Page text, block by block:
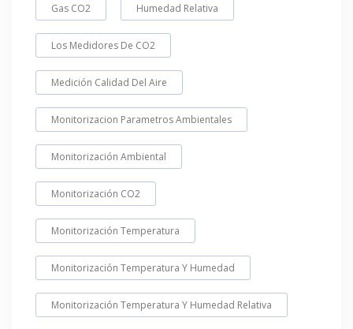
Gas CO2 Humedad Relativa
Los Medidores De CO2
Medición Calidad Del Aire
Monitorizacion Parametros Ambientales
Monitorización Ambiental
Monitorización CO2
Monitorización Temperatura
Monitorización Temperatura Y Humedad
Monitorización Temperatura Y Humedad Relativa